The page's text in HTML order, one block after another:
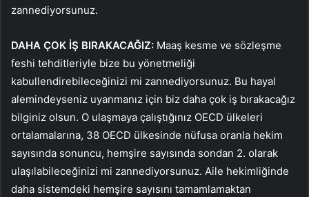
zannediyorsunuz.
DAHA ÇOK İŞ BIRAKACAĞIZ: Maaş kesme ve sözleşme
feshi tehditleriyle bize bu yönetmeliği
kabullendirebileceğinizi mi zannediyorsunuz. Bu hayal
alemindeyseniz uyanmanız için biz daha çok iş bırakacağız
bilginiz olsun. O ulaşmaya çalıştığınız OECD ülkeleri
ortalamalarına, 38 OECD ülkesinde nüfusa oranla hekim
sayısında sonuncu, hemşire sayısında sondan 2. olarak
ulaşılabileceğinizi mi zannediyorsunuz. Aile hekimliğinde
daha sistemdeki hemşire sayısını tamamlamaktan